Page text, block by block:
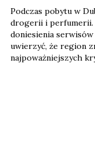
Podczas pobytu w
drogerii i perfumerii.
doniesienia
uwierzyć, że region
najpoważniejszych